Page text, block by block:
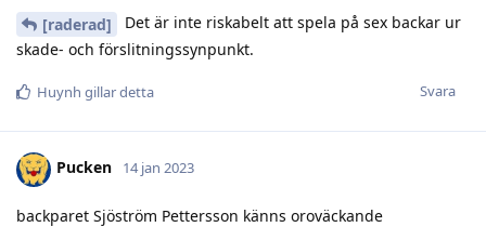
[raderad]
Det är inte riskabelt att spela på sex backar ur
skade- och förslitningssynpunkt.
Svara
Huynh gillar detta
Pucken 14 jan 2023
backparet Sjöström Pettersson känns oroväckande